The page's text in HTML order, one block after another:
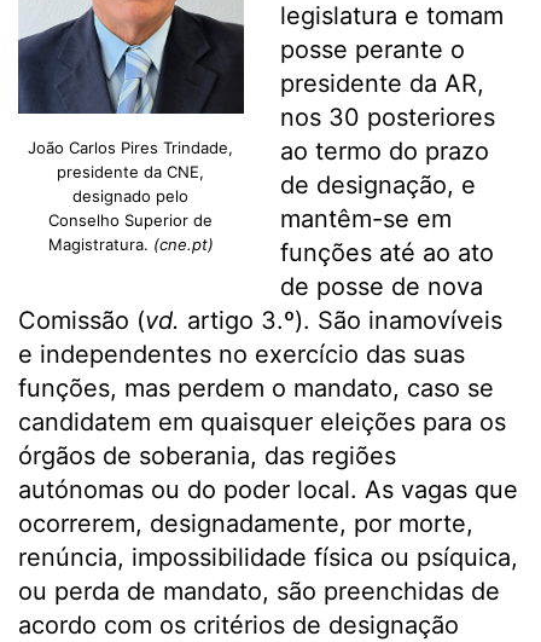
João Carlos Pires Trindade,
presidente da CNE,
designado pelo
Conselho Superior de
Magistratura. (cne.pt)
legislatura e tomam
posse perante o
presidente da AR,
nos 30 posteriores
ao termo do prazo
de designação, e
mantêm-se em
funções até ao ato
de posse de nova
Comissão (vd. artigo 3.º). São inamovíveis
e independentes no exercício das suas
funções, mas perdem o mandato, caso se
candidatem em quaisquer eleições para os
órgãos de soberania, das regiões
autónomas ou do poder local. As vagas que
ocorrerem, designadamente, por morte,
renúncia, impossibilidade física ou psíquica,
ou perda de mandato, são preenchidas de
acordo com os critérios de designação